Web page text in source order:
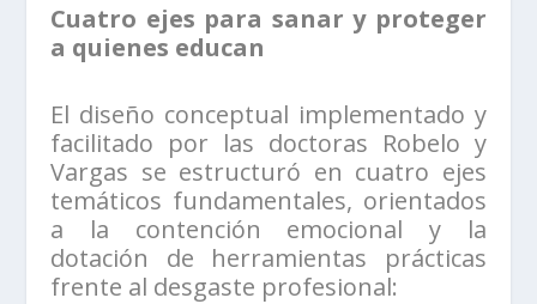
Cuatro ejes para sanar y proteger
a quienes educan
El diseño conceptual implementado y
facilitado por las doctoras Robelo y
Vargas se estructuró en cuatro ejes
temáticos fundamentales, orientados
a la contención emocional y la
dotación de herramientas prácticas
frente al desgaste profesional: